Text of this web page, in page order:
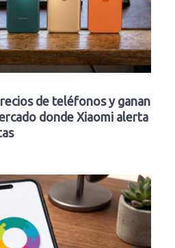
de teléfonos y ganan
donde Xiaomi alerta